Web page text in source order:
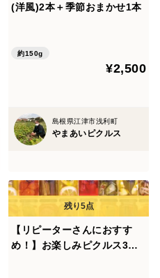
(洋風)2本＋季節おまかせ1本
約150g
¥2,500
島根県江津市浅利町
やまあいピクルス
【リピーターさんにおすす
め！】お楽しみピクルス3本